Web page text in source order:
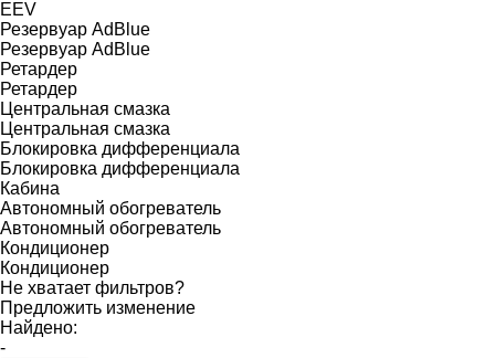
EEV
Резервуар AdBlue
Резервуар AdBlue
Ретардер
Ретардер
Центральная смазка
Центральная смазка
Блокировка дифференциала
Блокировка дифференциала
Кабина
Автономный обогреватель
Автономный обогреватель
Кондиционер
Кондиционер
Не хватает фильтров?
Предложить изменение
Найдено:
-